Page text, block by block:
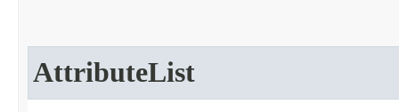
AttributeList